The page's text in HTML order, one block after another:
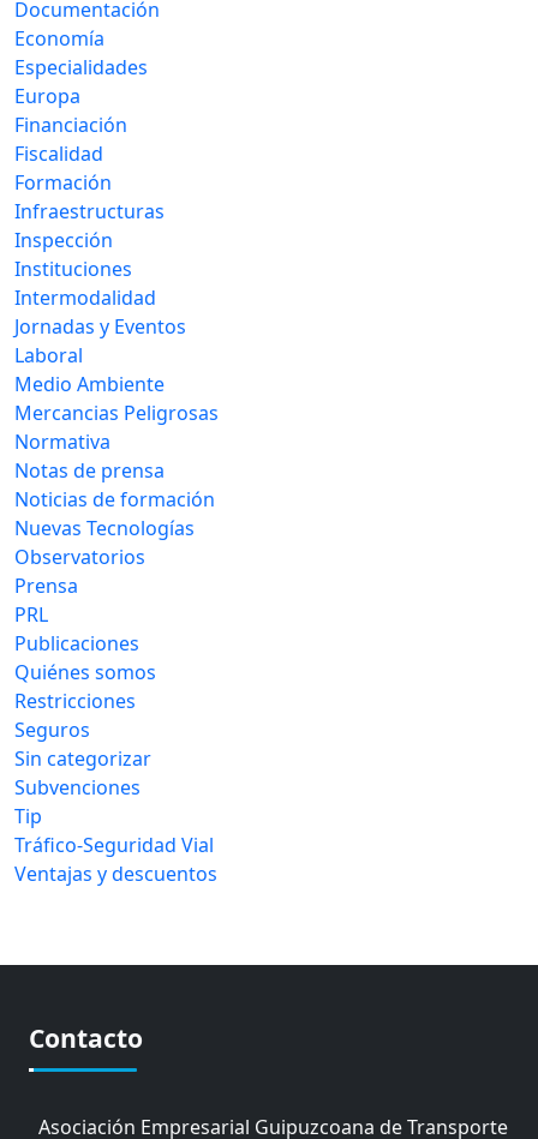
Documentación
Economía
Especialidades
Europa
Financiación
Fiscalidad
Formación
Infraestructuras
Inspección
Instituciones
Intermodalidad
Jornadas y Eventos
Laboral
Medio Ambiente
Mercancias Peligrosas
Normativa
Notas de prensa
Noticias de formación
Nuevas Tecnologías
Observatorios
Prensa
PRL
Publicaciones
Quiénes somos
Restricciones
Seguros
Sin categorizar
Subvenciones
Tip
Tráfico-Seguridad Vial
Ventajas y descuentos
Contacto
Asociación Empresarial Guipuzcoana de Transporte